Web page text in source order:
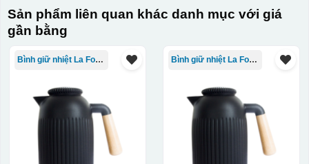
Sản phẩm liên quan khác danh mục với giá
gần bằng
Bình giữ nhiệt La Fonte Bình giữ nhiệt La Fonte